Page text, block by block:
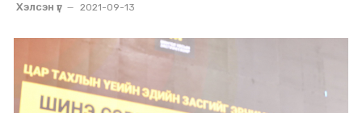
Хэлсэн үг 2021-09-13